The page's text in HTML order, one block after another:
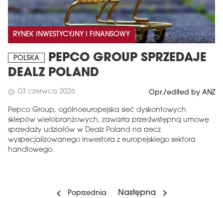
RYNEK INWESTYCYJNY I FINANSOWY
POLSKA
PEPCO GROUP SPRZEDAJE
DEALZ POLAND
schedule 03 czerwca 2026 Opr./edited by ANZ
Pepco Group, ogólnoeuropejska sieć dyskontowych
sklepów wielobranżowych, zawarła przedwstępną umowę
sprzedaży udziałów w Dealz Poland na rzecz
wyspecjalizowanego inwestora z europejskiego sektora
handlowego.
Poprzednia Następna